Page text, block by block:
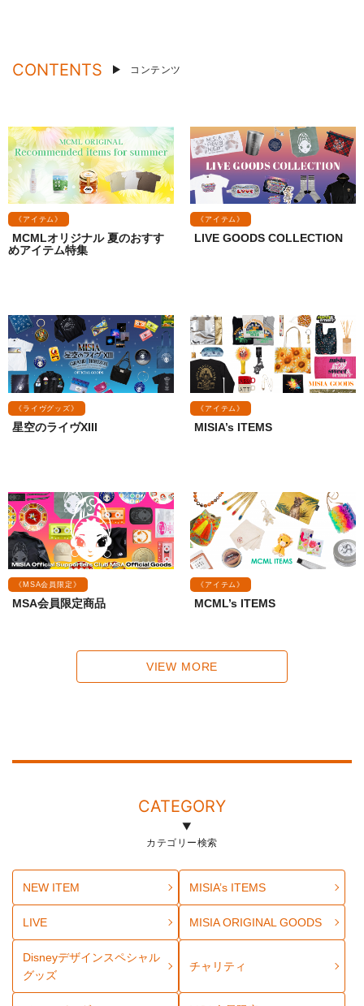
CONTENTS コンテンツ
《アイテム》
MCMLオリジナル 夏のおすす
めアイテム特集
《アイテム》
LIVE GOODS COLLECTION
《ライヴグッズ》
星空のライヴXIII
《アイテム》
MISIA’s ITEMS
《MSA会員限定》
MSA会員限定商品
《アイテム》
MCML’s ITEMS
VIEW MORE
CATEGORY
カテゴリー検索
NEW ITEM MISIA’s ITEMS
LIVE MISIA ORIGINAL GOODS
Disneyデザインスペシャル
グッズ
チャリティ